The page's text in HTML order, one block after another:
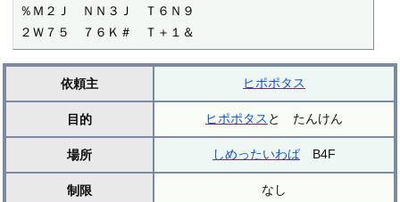
％Ｍ２Ｊ　ＮＮ３Ｊ　Ｔ６Ｎ９
２Ｗ７５　７６Ｋ＃　Ｔ＋１＆
依頼主 ヒポポタス
目的 ヒポポタス と たんけん
場所 しめったいわばB4F
制限 なし